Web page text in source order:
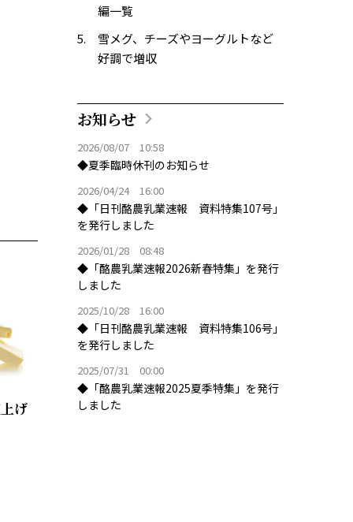
げ
編一覧
雪メグ、チーズやヨーグルトなど
好調で増収
お知らせ
2026/08/07 10:58
◆夏季臨時休刊のお知らせ
2026/04/24 16:00
◆「日刊酪農乳業速報 資料特集107号」
を発行しました
2026/01/28 08:48
◆「酪農乳業速報2026新春特集」を発行
しました
2025/10/28 16:00
◆「日刊酪農乳業速報 資料特集106号」
を発行しました
2025/07/31 00:00
◆「酪農乳業速報2025夏季特集」を発行
しました